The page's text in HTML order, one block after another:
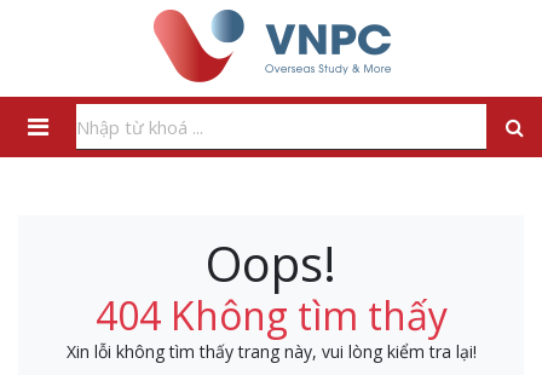
Oops!
404 Không tìm thấy
Xin lỗi không tìm thấy trang này, vui lòng kiểm tra lại!